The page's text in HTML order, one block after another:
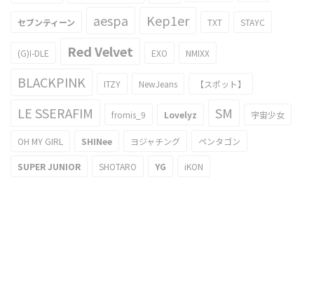
セブンティーン aespa Kep1er TXT STAYC
(G)I-DLE Red Velvet EXO NMIXX
BLACKPINK ITZY NewJeans 【スポット】
LE SSERAFIM fromis_9 Lovelyz SM 宇宙少女
OH MY GIRL SHINee ヨジャチング ペンタゴン
SUPER JUNIOR SHOTARO YG iKON